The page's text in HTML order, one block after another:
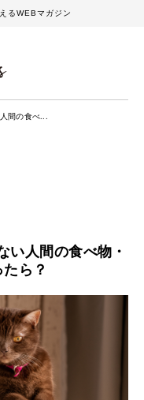
るWEBマガジン
間の食べ...
い人間の食べ物・
ら？